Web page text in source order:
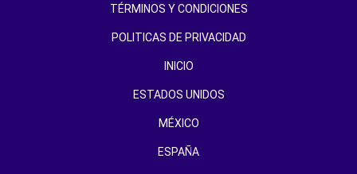
TÉRMINOS Y CONDICIONES
POLITICAS DE PRIVACIDAD
INICIO
ESTADOS UNIDOS
MÉXICO
ESPAÑA